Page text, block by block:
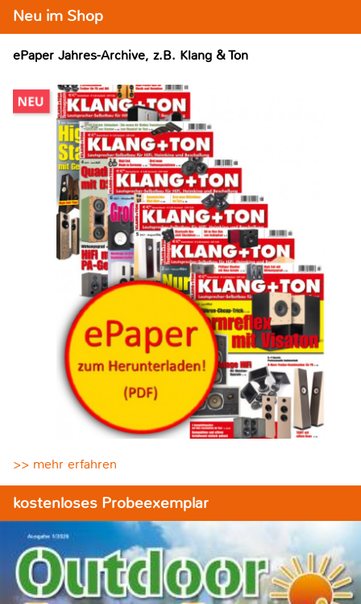
Neu im Shop
ePaper Jahres-Archive, z.B. Klang & Ton
>> mehr erfahren
kostenloses Probeexemplar